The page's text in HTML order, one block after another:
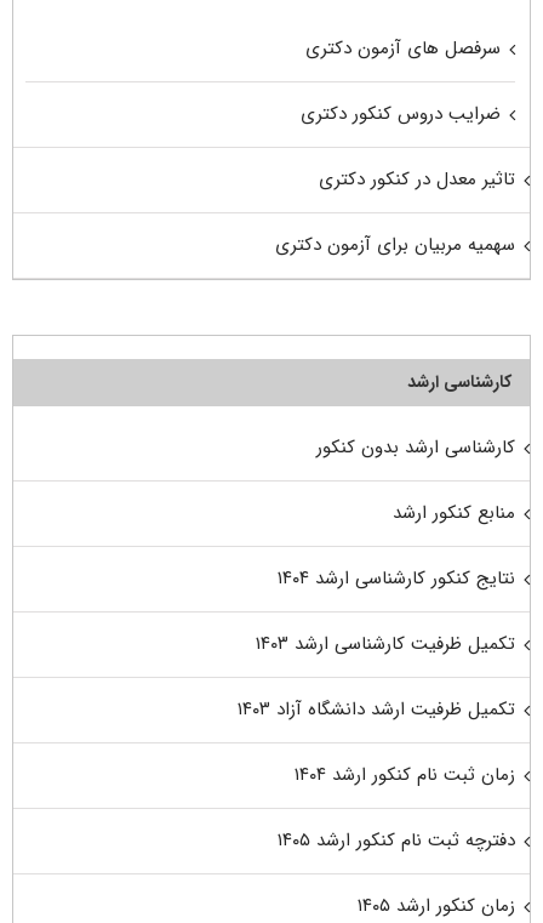
سرفصل های آزمون دکتری
ضرایب دروس کنکور دکتری
تاثیر معدل در کنکور دکتری
سهمیه مربیان برای آزمون دکتری
کارشناسی ارشد
کارشناسی ارشد بدون کنکور
منابع کنکور ارشد
نتایج کنکور کارشناسی ارشد ۱۴۰۴
تکمیل ظرفیت کارشناسی ارشد ۱۴۰۳
تکمیل ظرفیت ارشد دانشگاه آزاد ۱۴۰۳
زمان ثبت نام کنکور ارشد ۱۴۰۴
دفترچه ثبت نام کنکور ارشد ۱۴۰۵
زمان کنکور ارشد ۱۴۰۵